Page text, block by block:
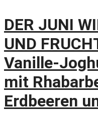
DER JUNI
UND
Vanille-
mit
Erdbeeren